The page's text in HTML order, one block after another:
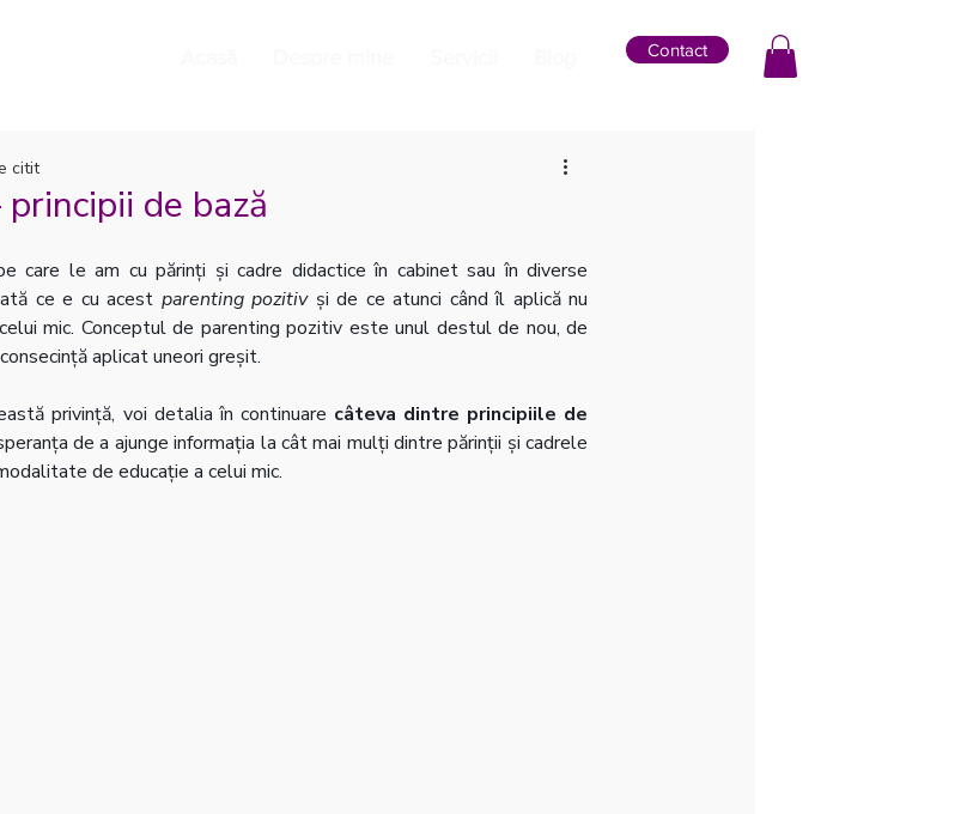
Contact
de bază
citit
care le am cu părinți și cadre didactice în cabinet sau în diverse
ce e cu acest parenting pozitiv și de ce atunci când îl aplică nu
mic. Conceptul de parenting pozitiv este unul destul de nou, de
aplicat uneori greșit.
privință, voi detalia în continuare câteva dintre principiile de
de a ajunge informația la cât mai mulți dintre părinții și cadrele
de educație a celui mic.